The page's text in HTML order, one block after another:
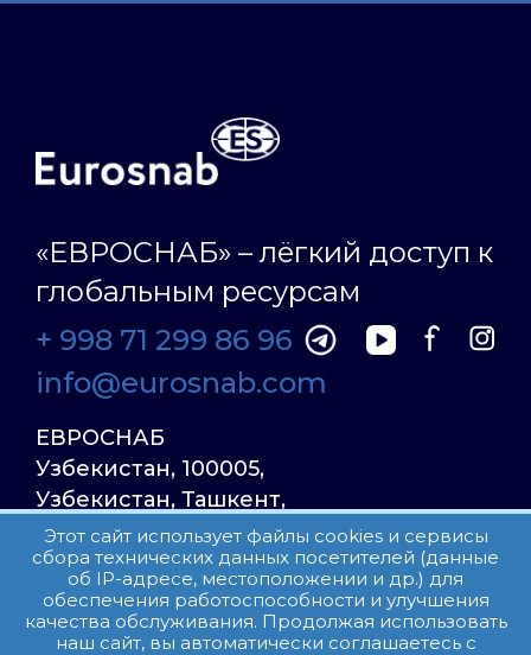
«ЕВРОСНАБ» – лёгкий доступ к
глобальным ресурсам
+ 998 71 299 86 96
info@eurosnab.com
ЕВРОСНАБ
Узбекистан, 100005,
Узбекистан, Ташкент,
Улица Фаргона Йули
23, дом 31
Все права защищены.
Этот сайт использует файлы cookies и сервисы
сбора технических данных посетителей (данные
об IP-адресе, местоположении и др.) для
обеспечения работоспособности и улучшения
качества обслуживания. Продолжая использовать
наш сайт, вы автоматически соглашаетесь с